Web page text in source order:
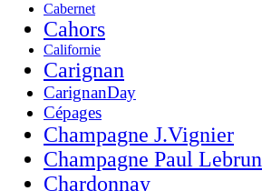
Cabernet
Cahors
Californie
Carignan
CarignanDay
Cépages
Champagne J.Vignier
Champagne Paul Lebrun
Chardonnay